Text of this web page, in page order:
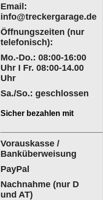
Email:
info@treckergarage.de
Öffnungszeiten (nur
telefonisch):
Mo.-Do.: 08:00-16:00
Uhr I Fr. 08:00-14.00
Uhr
Sa./So.: geschlossen
Sicher bezahlen mit
Vorauskasse /
Banküberweisung
PayPal
Nachnahme (nur D
und AT)